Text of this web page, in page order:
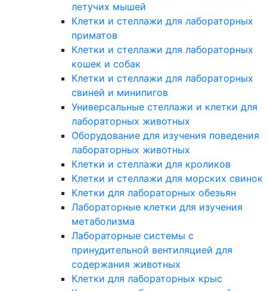
летучих мышей
Клетки и стеллажи для лабораторных
приматов
Клетки и стеллажи для лабораторных
кошек и собак
Клетки и стеллажи для лабораторных
свиней и минипигов
Универсальные стеллажи и клетки для
лабораторных животных
Оборудование для изучения поведения
лабораторных животных
Клетки и стеллажи для кроликов
Клетки и стеллажи для морских свинок
Клетки для лабораторных обезьян
Лабораторные клетки для изучения
метаболизма
Лабораторные системы с
принудительной вентиляцией для
содержания животных
Клетки для лабораторных крыс